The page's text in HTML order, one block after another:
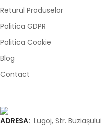
Returul Produselor
Politica GDPR
Politica Cookie
Blog
Contact
ADRESA: Lugoj, Str.